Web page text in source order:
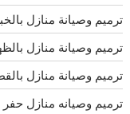
ترميم وصيانة منازل
ترميم وصيانة منازل
ترميم وصيانة منازل
ترميم وصيانه منازل حفر